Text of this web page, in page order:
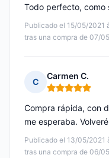
Publicado el 15/05/2021
tras una compra de 07/
Todo perfecto, como
C
Carmen C.
Nota: 5 de 5
Publicado el 13/05/2021
tras una compra de 06/
Compra rápida, con
me esperaba.